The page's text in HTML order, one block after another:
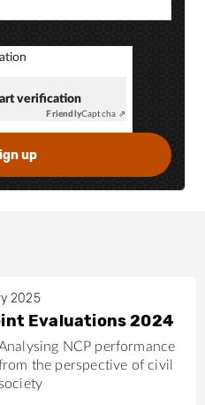
verification
FriendlyCaptcha ⇗
2025
Evaluations 2024
NCP performance
the perspective of civil
society